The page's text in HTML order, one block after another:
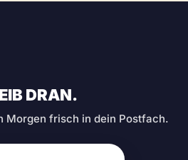
DRAN.
Morgen frisch in dein Postfach.